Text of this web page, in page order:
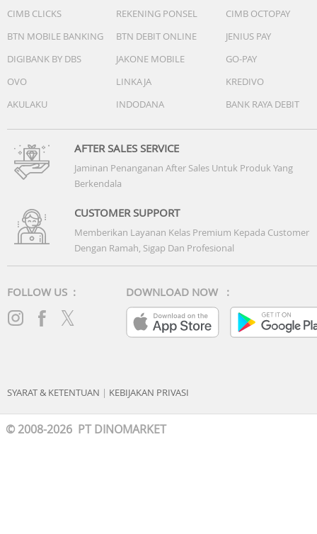
CIMB CLICKS
REKENING PONSEL
CIMB OCTOPAY
BTN MOBILE BANKING
BTN DEBIT ONLINE
JENIUS PAY
DIGIBANK BY DBS
JAKONE MOBILE
GO-PAY
OVO
LINKAJA
KREDIVO
AKULAKU
INDODANA BANK RAYA DEBIT
AFTER SALES SERVICE
Jaminan Penanganan After Sales Untuk Produk Yang
Berkendala
CUSTOMER SUPPORT
Memberikan Layanan Kelas Premium Kepada Customer
Dengan Ramah, Sigap Dan Profesional
FOLLOW US : DOWNLOAD NOW :
SYARAT & KETENTUAN | KEBIJAKAN PRIVASI
© 2008-2026 PT DINOMARKET